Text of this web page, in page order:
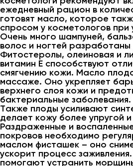
ежедневный рацион в
готовят масло, которое
спросом у косметологов при
Очень много шампуней,
волос и ногтей
Фитостеролы, олеиновая и
витамин Е способствуют
смягчению кожи. Масло
массаже. Оно укрепляет
верхнего слоя кожи и
бактериальные заболевания.
Также плоды усиливают
делает кожу более упругой
Раздраженные и
покровов необходимо
маслом фисташек – оно
ускорит процесс
помогают устранить